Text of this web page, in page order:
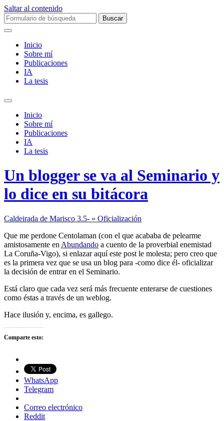
Saltar al contenido
Buscar:
Inicio
Sobre mí­
Publicaciones
IA
La tesis
Alternar
campo
búsqueda
Inicio
Sobre mí­
Publicaciones
IA
La tesis
Un blogger se va al Seminario y
lo dice en su bitácora
Caldeirada de Marisco 3.5- » Oficialización
Que me perdone Centolaman (con el que acababa de pelearme
amistosamente en Abundando a cuento de la proverbial enemistad
La Coruña-Vigo), si enlazar aquí este post le molesta; pero creo que
es la primera vez que se usa un blog para -como dice él- oficializar
la decisión de entrar en el Seminario.
Está claro que cada vez será más frecuente enterarse de cuestiones
como éstas a través de un weblog.
Hace ilusión y, encima, es gallego.
Comparte esto:
WhatsApp
Telegram
Correo electrónico
Reddit